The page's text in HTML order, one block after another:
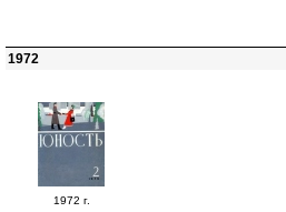
1972
1972 г.